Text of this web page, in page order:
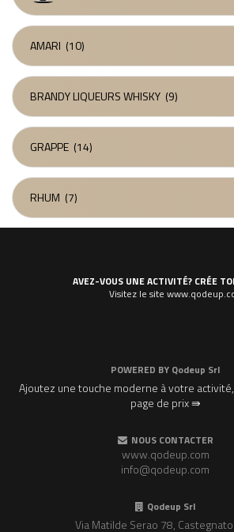
AMARI (10)
BRANDY LIQUEURS WHISKY (9)
GRAPPE (14)
RHUM (7)
AVEZ-VOUS UNE ACTIVITÉ? CRÉE
Visitez le site
POWERED BY Qodeup Srl
Ajoutez une touche moderne à votre
page de prix ⇛
NOUS CONTACTER
www.qodeup.com
info@qodeup.com
Qodeup Srl
Via Matilde Serao 78, Castegnato